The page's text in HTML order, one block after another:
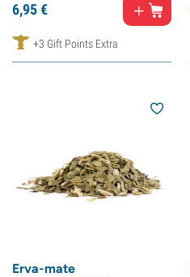
6,95€
+3 Gift Points Extra
Erva-mate